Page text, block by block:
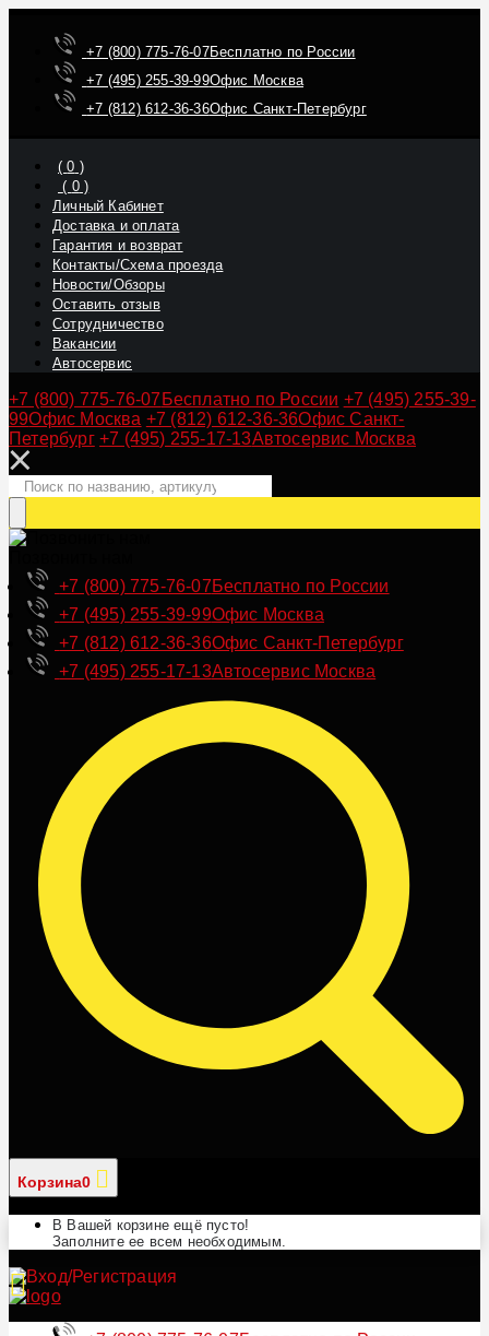
+7 (800) 775-76-07Бесплатно по России
+7 (495) 255-39-99Офис Москва
+7 (812) 612-36-36Офис Санкт-Петербург
(0 )
( 0)
Личный Кабинет
Доставка и оплата
Гарантия и возврат
Контакты/Схема проезда
Новости/Обзоры
Оставить отзыв
Сотрудничество
Вакансии
Автосервис
+7 (800) 775-76-07 Бесплатно по России +7 (495) 255-39-
99Офис Москва +7 (812) 612-36-36Офис Санкт-
Петербург +7 (495) 255-17-13Автосервис Москва
+7 (800) 775-76-07Бесплатно по России
+7 (495) 255-39-99Офис Москва
+7 (812) 612-36-36Офис Санкт-Петербург
+7 (495) 255-17-13Автосервис Москва
Корзина0
В Вашей корзине ещё пусто!
Заполните ее всем необходимым.